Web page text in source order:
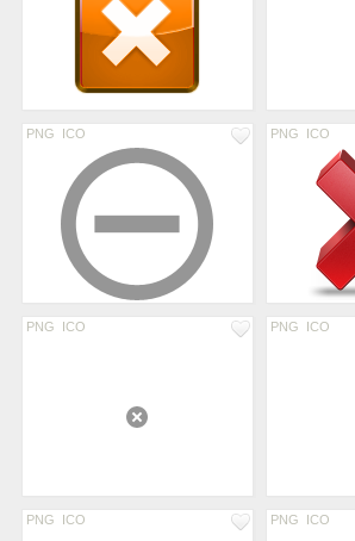
PNG ICO PNG ICO
PNG ICO PNG ICO
PNG ICO PNG ICO